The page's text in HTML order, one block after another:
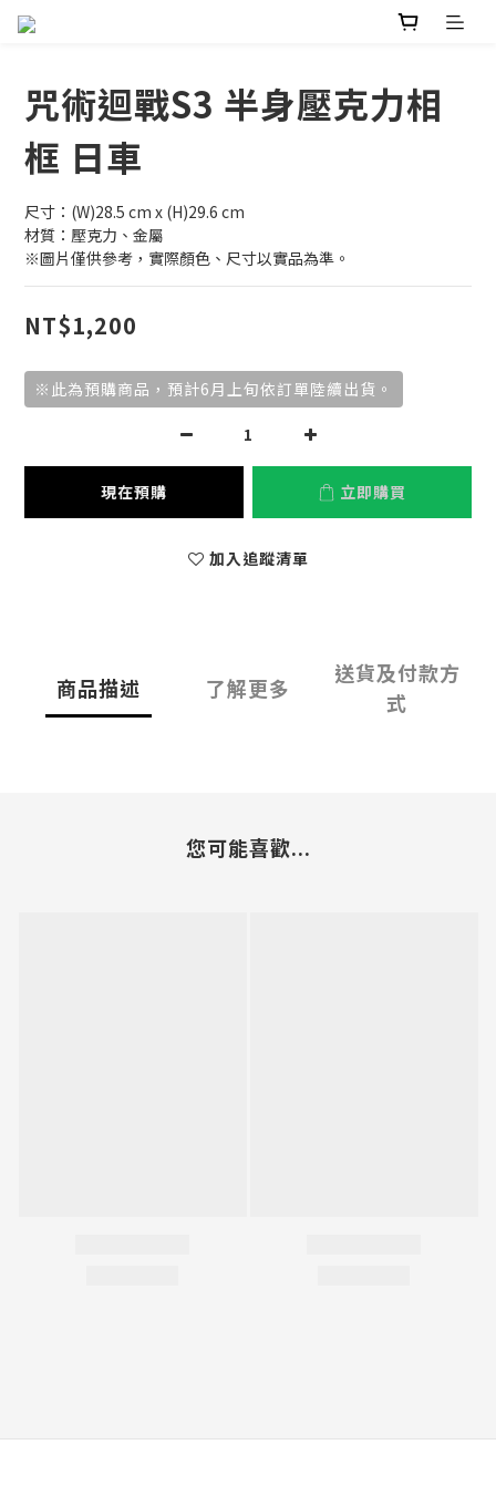
咒術迴戰S3 半身壓克力相
框 日車
尺寸：(W)28.5 cm x (H)29.6 cm
材質：壓克力、金屬
※圖片僅供參考，實際顏色、尺寸以實品為準。
NT$1,200
※此為預購商品，預計6月上旬依訂單陸續出貨。
現在預購 立即購買
加入追蹤清單
商品描述 了解更多
送貨及付款方
式
您可能喜歡...